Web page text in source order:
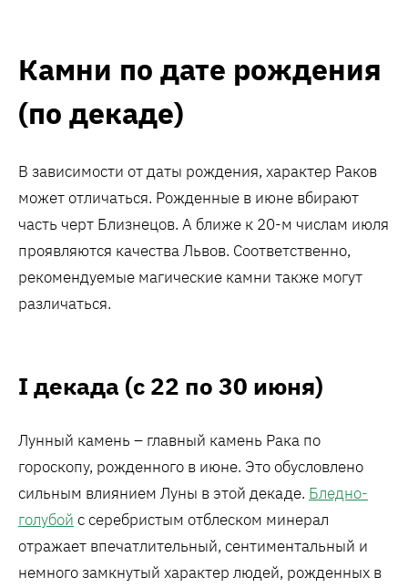
Камни по дате рождения
(по декаде)
В зависимости от даты рождения, характер Раков
может отличаться. Рожденные в июне вбирают
часть черт Близнецов. А ближе к 20-м числам июля
проявляются качества Львов. Соответственно,
рекомендуемые магические камни также могут
различаться.
I декада (с 22 по 30 июня)
Лунный камень – главный камень Рака по
гороскопу, рожденного в июне. Это обусловлено
сильным влиянием Луны в этой декаде. Бледно-
голубой с серебристым отблеском минерал
отражает впечатлительный, сентиментальный и
немного замкнутый характер людей, рожденных в